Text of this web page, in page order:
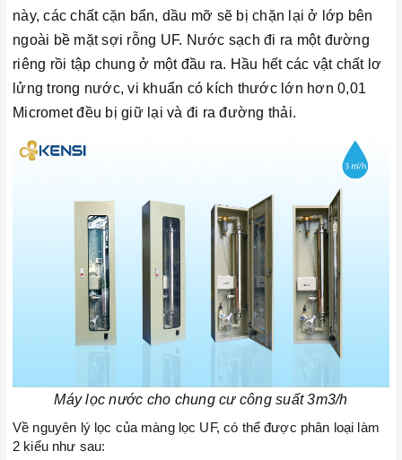
này, các chất cặn bẩn, dầu mỡ sẽ bị chặn lại ở lớp bên
ngoài bề mặt sợi rỗng UF. Nước sạch đi ra một đường
riêng rồi tập chung ở một đầu ra. Hầu hết các vật chất lơ
lửng trong nước, vi khuẩn có kích thước lớn hơn 0,01
Micromet đều bị giữ lại và đi ra đường thải.
Máy lọc nước cho chung cư công suất 3m3/h
Về nguyên lý lọc của màng lọc UF, có thể được phân loại làm
2 kiểu như sau: